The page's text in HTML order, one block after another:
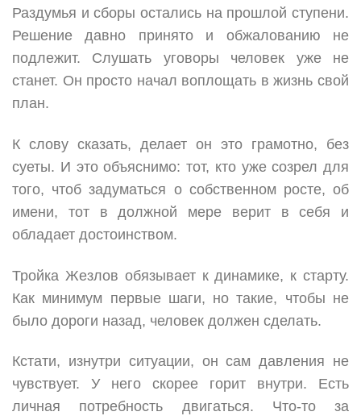
Раздумья и сборы остались на прошлой ступени.
Решение давно принято и обжалованию не
подлежит. Слушать уговоры человек уже не
станет. Он просто начал воплощать в жизнь свой
план.
К слову сказать, делает он это грамотно, без
суеты. И это объяснимо: тот, кто уже созрел для
того, чтоб задуматься о собственном росте, об
имени, тот в должной мере верит в себя и
обладает достоинством.
Тройка Жезлов обязывает к динамике, к старту.
Как минимум первые шаги, но такие, чтобы не
было дороги назад, человек должен сделать.
Кстати, изнутри ситуации, он сам давления не
чувствует. У него скорее горит внутри. Есть
личная потребность двигаться. Что-то за